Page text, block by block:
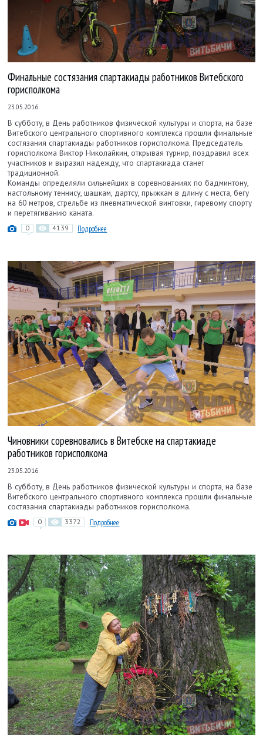
Финальные состязания спартакиады работников Витебского
горисполкома
23.05.2016
В субботу, в День работников физической культуры и спорта, на базе
Витебского центрального спортивного комплекса прошли финальные
состязания спартакиады работников горисполкома. Председатель
горисполкома Виктор Николайкин, открывая турнир, поздравил всех
участников и выразил надежду, что спартакиада станет
традиционной.
Команды определяли сильнейших в соревнованиях по бадминтону,
настольному теннису, шашкам, дартсу, прыжкам в длину с места, бегу
на 60 метров, стрельбе из пневматической винтовки, гиревому спорту
и перетягиванию каната.
0 4139 Подробнее
Чиновники соревновались в Витебске на спартакиаде
работников горисполкома
23.05.2016
В субботу, в День работников физической культуры и спорта, на базе
Витебского центрального спортивного комплекса прошли финальные
состязания спартакиады работников горисполкома.
0 3372 Подробнее